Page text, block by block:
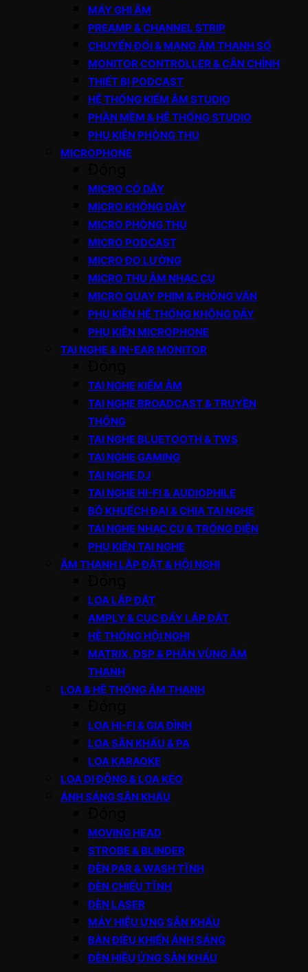
MÁY GHI ÂM
PREAMP & CHANNEL STRIP
CHUYỂN ĐỔI & MẠNG ÂM THANH SỐ
MONITOR CONTROLLER & CÂN CHỈNH
THIẾT BỊ PODCAST
HỆ THỐNG KIỂM ÂM STUDIO
PHẦN MỀM & HỆ THỐNG STUDIO
PHỤ KIỆN PHÒNG THU
MICROPHONE
MICRO CÓ DÂY
MICRO KHÔNG DÂY
MICRO PHÒNG THU
MICRO PODCAST
MICRO ĐO LƯỜNG
MICRO THU ÂM NHẠC CỤ
MICRO QUAY PHIM & PHỎNG VẤN
PHỤ KIỆN HỆ THỐNG KHÔNG DÂY
PHỤ KIỆN MICROPHONE
TAI NGHE & IN-EAR MONITOR
TAI NGHE KIỂM ÂM
TAI NGHE BROADCAST & TRUYỀN
THÔNG
TAI NGHE BLUETOOTH & TWS
TAI NGHE GAMING
TAI NGHE DJ
TAI NGHE HI-FI & AUDIOPHILE
BỘ KHUẾCH ĐẠI & CHIA TAI NGHE
TAI NGHE NHẠC CỤ & TRỐNG ĐIỆN
PHỤ KIỆN TAI NGHE
ÂM THANH LẮP ĐẶT & HỘI NGHỊ
LOA LẮP ĐẶT
AMPLY & CỤC ĐẨY LẮP ĐẶT
HỆ THỐNG HỘI NGHỊ
MATRIX, DSP & PHÂN VÙNG ÂM
THANH
LOA & HỆ THỐNG ÂM THANH
LOA HI-FI & GIA ĐÌNH
LOA SÂN KHẤU & PA
LOA KARAOKE
LOA DI ĐỘNG & LOA KÉO
ÁNH SÁNG SÂN KHẤU
MOVING HEAD
STROBE & BLINDER
ĐÈN PAR & WASH TĨNH
ĐÈN CHIẾU TĨNH
ĐÈN LASER
MÁY HIỆU ỨNG SÂN KHẤU
BÀN ĐIỀU KHIỂN ÁNH SÁNG
ĐÈN HIỆU ỨNG SÂN KHẤU